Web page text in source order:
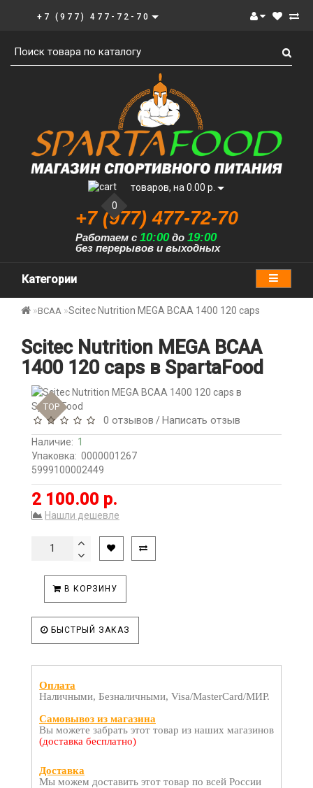
+7 (977) 477-72-70
0
товаров, на 0.00 р.
+7 (977) 477-72-70
Работаем с 10:00до 19:00
без перерывов и выходных
Категории
BCAA Scitec Nutrition MEGA BCAA 1400 120 caps
Scitec Nutrition MEGA BCAA
1400 120 caps в SpartaFood
TOP
0 отзывов /Написать отзыв
Наличие: 1
Упаковка: 0000001267
5999100002449
2 100.00 р.
Нашли дешевле
В КОРЗИНУ
БЫСТРЫЙ ЗАКАЗ
Оплата
Наличными, Безналичными, Visa/MasterCard/МИР.
Самовывоз из магазина
Вы можете забрать этот товар из наших магазинов
(доставка бесплатно)
Доставка
Мы можем доставить этот товар по всей России